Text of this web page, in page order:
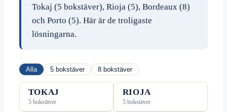
Tokaj (5 bokstäver), Rioja (5), Bordeaux (8)
och Porto (5). Här är de troligaste
lösningarna.
Alla 5 bokstäver 8 bokstäver
TOKAJ
5 bokstäver
RIOJA
5 bokstäver